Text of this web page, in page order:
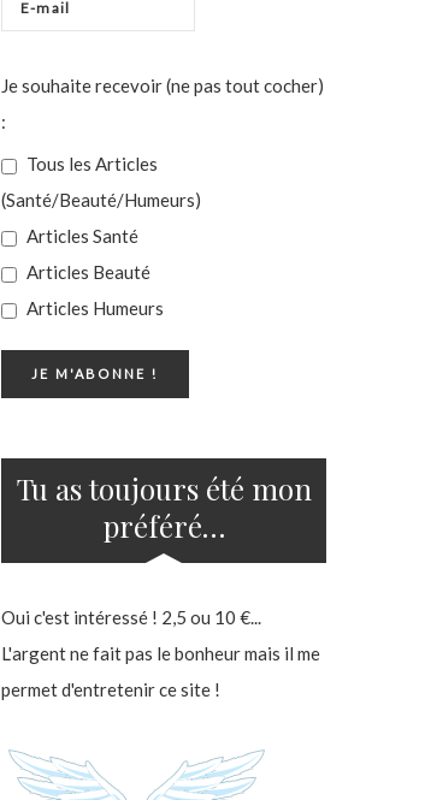
Je souhaite recevoir (ne pas tout cocher)
:
Tous les Articles
(Santé/Beauté/Humeurs)
Articles Santé
Articles Beauté
Articles Humeurs
Tu as toujours été mon
préféré…
Oui c'est intéressé ! 2,5 ou 10 €...
L'argent ne fait pas le bonheur mais il me
permet d'entretenir ce site !